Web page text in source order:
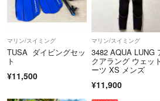
マリン/スイミング
TUSA ダイビングセッ
ト
¥11,500
マリン/スイミング
3482 AQUA LUNG
クアラング ウェッ
ーツ XS メンズ
¥11,900